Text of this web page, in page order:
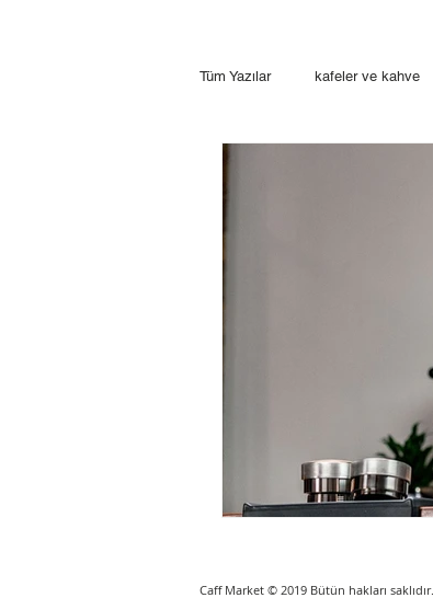
Tüm Yazılar kafeler ve kahve
Caff Market © 2019 Bütün hakları saklıdır.